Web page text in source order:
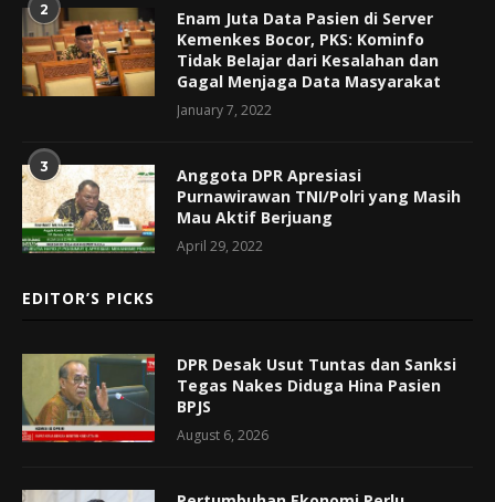
2
Enam Juta Data Pasien di Server
Kemenkes Bocor, PKS: Kominfo
Tidak Belajar dari Kesalahan dan
Gagal Menjaga Data Masyarakat
January 7, 2022
3
Anggota DPR Apresiasi
Purnawirawan TNI/Polri yang Masih
Mau Aktif Berjuang
April 29, 2022
EDITOR’S PICKS
DPR Desak Usut Tuntas dan Sanksi
Tegas Nakes Diduga Hina Pasien
BPJS
August 6, 2026